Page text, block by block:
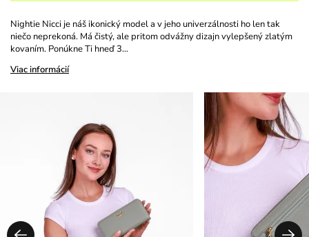
Nightie Nicci je náš ikonický model a v jeho univerzálnosti ho len tak
niečo neprekoná. Má čistý, ale pritom odvážny dizajn vylepšený zlatým
kovaním. Ponúkne Ti hneď 3…
Viac informácií